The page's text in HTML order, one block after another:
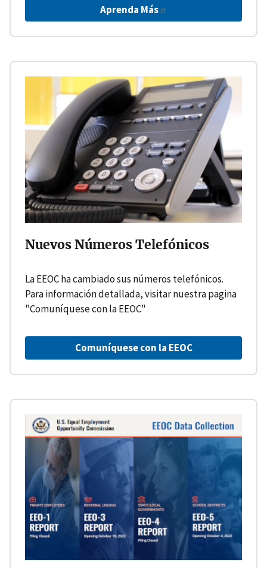
Aprenda Más
Nuevos Números Telefónicos
La EEOC ha cambiado sus números telefónicos.
Para información detallada, visitar nuestra pagina
"Comuníquese con la EEOC"
Comuníquese con la EEOC